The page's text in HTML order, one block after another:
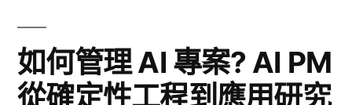
AI
Coding
嗎?
談
如何管理 AI 專案? AI PM
從確定性工程到應用研究